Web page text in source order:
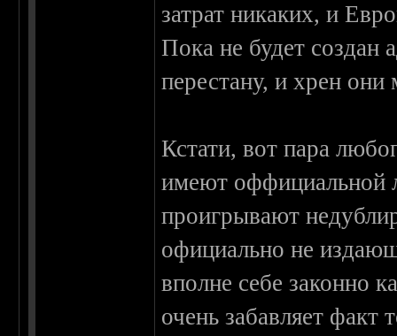
затрат никаких, и
Пока не будет создан
перестану, и хрен
Кстати, вот пара
имеют оффициальной
проигрывают
официально не
вполне себе законно
очень забавляет